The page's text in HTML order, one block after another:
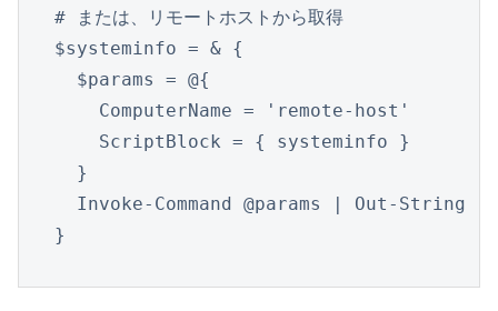
# または、リモートホストから取得
$systeminfo = & {
  $params = @{
    ComputerName = 'remote-host'
    ScriptBlock = { systeminfo }
  }
  Invoke-Command @params | Out-String
}